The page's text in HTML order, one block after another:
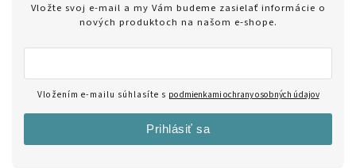
Vložte svoj e-mail a my Vám budeme zasielať informácie o
nových produktoch na našom e-shope.
Vložením e-mailu súhlasíte s podmienkami ochrany osobných údajov
Prihlásiť sa